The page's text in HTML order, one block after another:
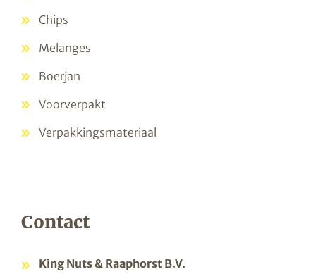
Chips
Melanges
Boerjan
Voorverpakt
Verpakkingsmateriaal
Contact
King Nuts & Raaphorst B.V.